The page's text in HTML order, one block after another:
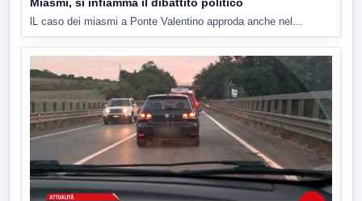
lL caso dei miasmi a Ponte Valentino approda anche nel...